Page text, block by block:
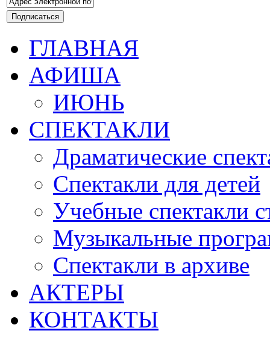
ГЛАВНАЯ
АФИША
ИЮНЬ
СПЕКТАКЛИ
Драматические
Спектакли для детей
Учебные спектакли
Музыкальные
Спектакли в архиве
АКТЕРЫ
КОНТАКТЫ